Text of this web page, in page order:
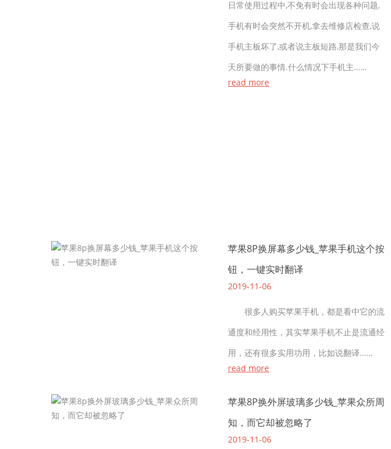
日常使用过程中,不免有时会出现各种问题,
手机有时会突然不开机,拿去维修店检查,说
手机主板坏了,或者说主板短路,那是我们今
天所要做的事情.什么情况下手机主……
read more
苹果8P换屏幕多少钱_苹果手机这个按
钮，一键实时翻译
2019-11-06
很多人购买苹果手机，都是看中它的流
通度和经用性，其实苹果手机不止是流通经
用，还有很多实用功用，比如说翻译……
read more
苹果8P换外屏玻璃多少钱_苹果众所周
知，而它却被忽略了
2019-11-06